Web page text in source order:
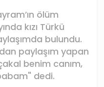
ölüm
kızı Türkü
bulundu.
paylaşım yapan
benim canım,
dedi.